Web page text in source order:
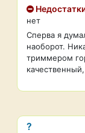
нет
Сперва я
наоборот.
триммером
?